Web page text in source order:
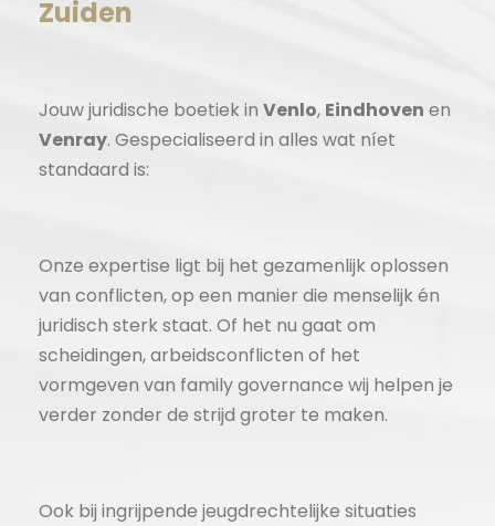
Zuiden
Jouw juridische boetiek in Venlo, Eindhoven en
Venray. Gespecialiseerd in alles wat níet
standaard is:
Onze expertise ligt bij het gezamenlijk oplossen
van conflicten, op een manier die menselijk én
juridisch sterk staat. Of het nu gaat om
scheidingen, arbeidsconflicten of het
vormgeven van family governance wij helpen je
verder zonder de strijd groter te maken.
Ook bij ingrijpende jeugdrechtelijke situaties